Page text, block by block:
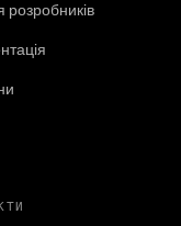
розробників